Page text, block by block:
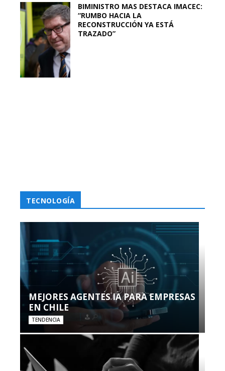
BIMINISTRO MAS DESTACA IMACEC:
“RUMBO HACIA LA
RECONSTRUCCIÓN YA ESTÁ
TRAZADO”
TECNOLOGÍA
MEJORES AGENTES IA PARA EMPRESAS
EN CHILE
TENDENCIA